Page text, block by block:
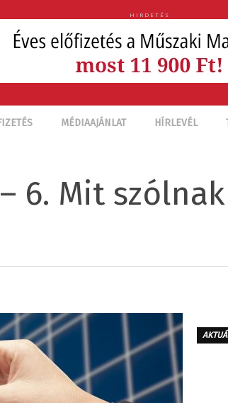
HIRDETÉS
MÉDIAAJÁNLAT HÍRLEVÉL
6. Mit